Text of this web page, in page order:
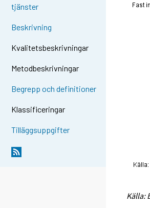
tjänster
Beskrivning
Kvalitetsbeskrivningar
Metodbeskrivningar
Begrepp och definitioner
Klassificeringar
Tilläggsuppgifter
Källa: